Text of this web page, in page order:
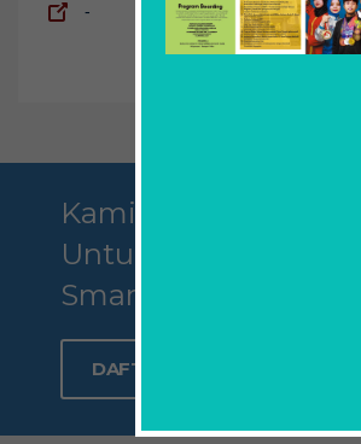
-
Kami Mengajak Anda
Untuk Menjadi
Smamda
DAFTAR SEKARANG